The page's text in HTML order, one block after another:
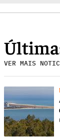
VER MAIS